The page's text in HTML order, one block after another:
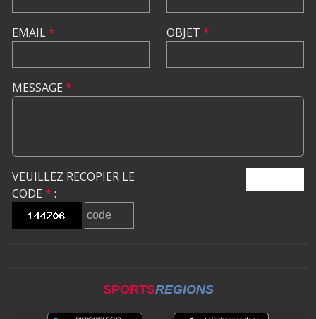
EMAIL* OBJET *
MESSAGE *
VEUILLEZ RECOPIER LE
CODE * :
SPORTSREGIONS